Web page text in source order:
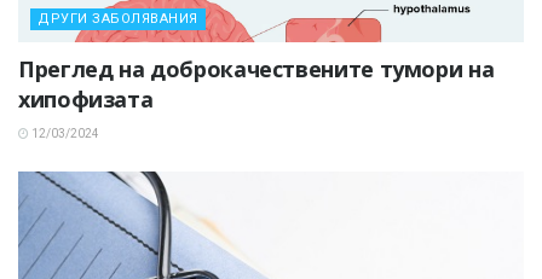
ДРУГИ ЗАБОЛЯВАНИЯ
Преглед на доброкачествените тумори на
хипофизата
12/03/2024